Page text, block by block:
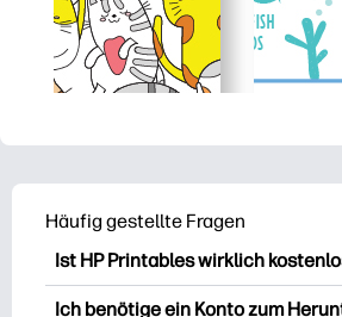
Häufig gestellte Fragen
Ist HP Printables wirklich
HP Printables bietet über 2.500
Ich benötige ein Konto zum